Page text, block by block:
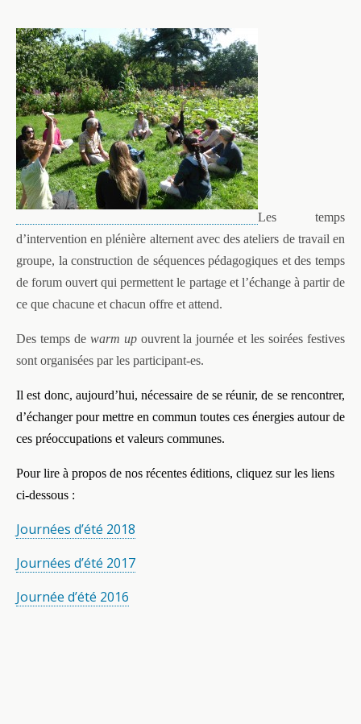
Les temps
d’intervention en plénière alternent avec des ateliers de travail en
groupe, la construction de séquences pédagogiques et des temps
de forum ouvert qui permettent le partage et l’échange à partir de
ce que chacune et chacun offre et attend.
Des temps de warm upouvrent la journée et les soirées festives
sont organisées par les participant-es.
Il est donc, aujourd’hui, nécessaire de se réunir, de se rencontrer,
d’échanger pour mettre en commun toutes ces énergies autour de
ces préoccupations et valeurs communes.
Pour lire à propos de nos récentes éditions, cliquez sur les liens
ci-dessous :
Journées d’été 2018
Journées d’été 2017
Journée d’été 2016